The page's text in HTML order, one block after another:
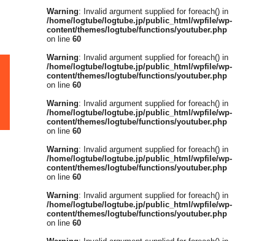
Warning: Invalid argument supplied for foreach() in
/home/logtube/logtube.jp/public_html/wpfile/wp-
content/themes/logtube/functions/youtuber.php
on line 60
Warning: Invalid argument supplied for foreach() in
/home/logtube/logtube.jp/public_html/wpfile/wp-
content/themes/logtube/functions/youtuber.php
on line 60
Warning: Invalid argument supplied for foreach() in
/home/logtube/logtube.jp/public_html/wpfile/wp-
content/themes/logtube/functions/youtuber.php
on line 60
Warning: Invalid argument supplied for foreach() in
/home/logtube/logtube.jp/public_html/wpfile/wp-
content/themes/logtube/functions/youtuber.php
on line 60
Warning: Invalid argument supplied for foreach() in
/home/logtube/logtube.jp/public_html/wpfile/wp-
content/themes/logtube/functions/youtuber.php
on line 60